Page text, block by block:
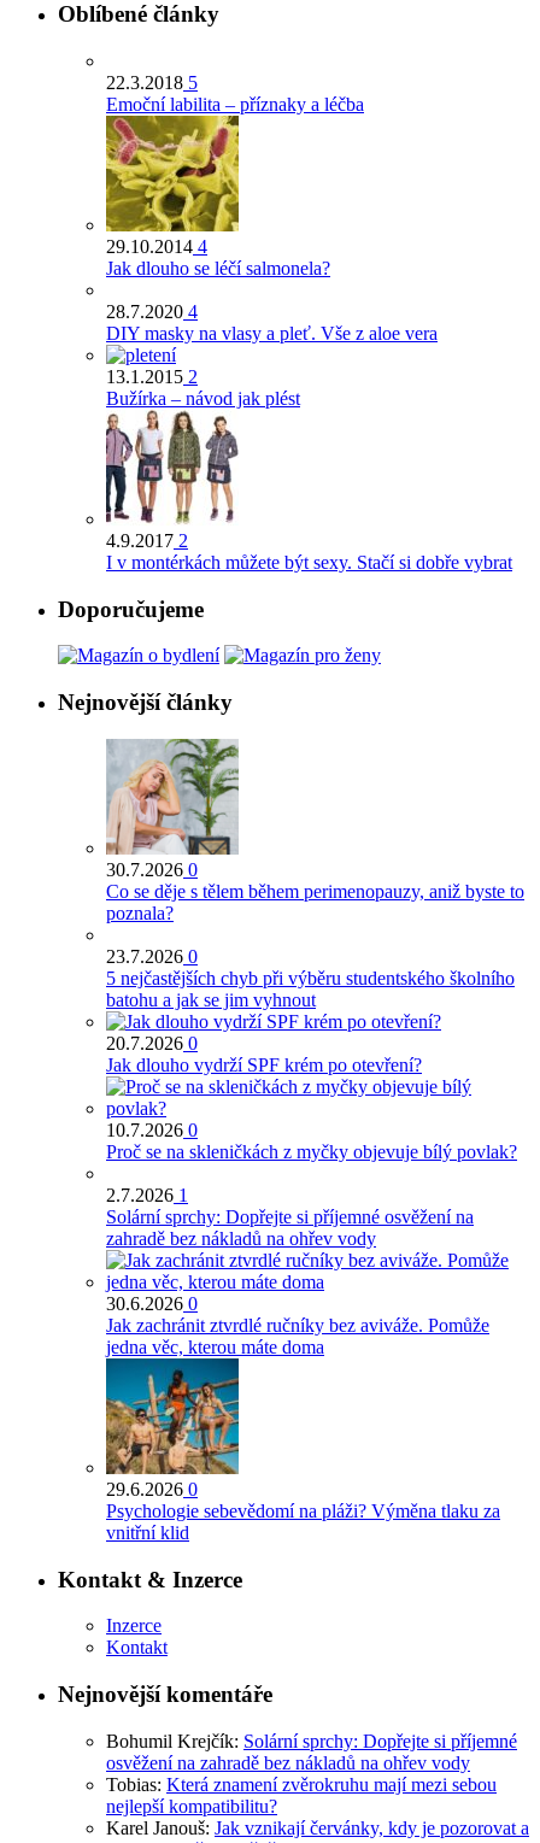
Oblíbené články
22.3.2018 5
Emoční labilita – příznaky a léčba
29.10.2014 4
Jak dlouho se léčí salmonela?
28.7.2020 4
DIY masky na vlasy a pleť. Vše z aloe vera
13.1.2015 2
Bužírka – návod jak plést
4.9.2017 2
I v montérkách můžete být sexy. Stačí si dobře vybrat
Doporučujeme
Nejnovější články
30.7.2026 0
Co se děje s tělem během perimenopauzy, aniž byste to
poznala?
23.7.2026 0
5 nejčastějších chyb při výběru studentského školního
batohu a jak se jim vyhnout
20.7.2026 0
Jak dlouho vydrží SPF krém po otevření?
10.7.2026 0
Proč se na skleničkách z myčky objevuje bílý povlak?
2.7.2026 1
Solární sprchy: Dopřejte si příjemné osvěžení na
zahradě bez nákladů na ohřev vody
30.6.2026 0
Jak zachránit ztvrdlé ručníky bez aviváže. Pomůže
jedna věc, kterou máte doma
29.6.2026 0
Psychologie sebevědomí na pláži? Výměna tlaku za
vnitřní klid
Kontakt & Inzerce
Inzerce
Kontakt
Nejnovější komentáře
Bohumil Krejčík: Solární sprchy: Dopřejte si příjemné
osvěžení na zahradě bez nákladů na ohřev vody
Tobias: Která znamení zvěrokruhu mají mezi sebou
nejlepší kompatibilitu?
Karel Janouš: Jak vznikají červánky, kdy je pozorovat a